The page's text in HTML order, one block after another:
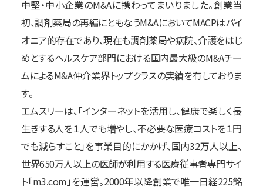
中堅・中小企業のM&Aに携わってまいりました。創業当
初、調剤薬局の再編にともなうM&AにおいてMACPはパイ
オニア的存在であり、現在も調剤薬局や病院、介護をはじ
めとするヘルスケア部門における国内最大級のM&Aチー
ムによるM&A仲介業界トップクラスの実績を有しておりま
す。
エムスリーは、「インターネットを活用し、健康で楽しく長
生きする人を１人でも増やし、不必要な医療コストを１円
でも減らすこと」を事業目的にかかげ、国内32万人以上、
世界650万人以上の医師が利用する医療従事者専門サイ
ト「m3.com」を運営。2000年以降創業で唯一日経225銘